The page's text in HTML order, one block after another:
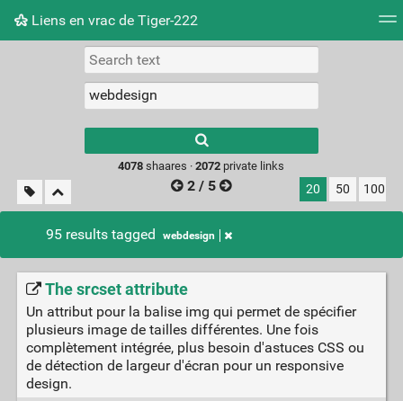
Liens en vrac de Tiger-222
Picture wall
results.
4078 shaares ·2072 private links
2 / 5 20 50 100
95 results tagged webdesign
The srcset attribute
Un attribut pour la balise img qui permet de spécifier
plusieurs image de tailles différentes. Une fois
complètement intégrée, plus besoin d'astuces CSS ou
de détection de largeur d'écran pour un responsive
design.